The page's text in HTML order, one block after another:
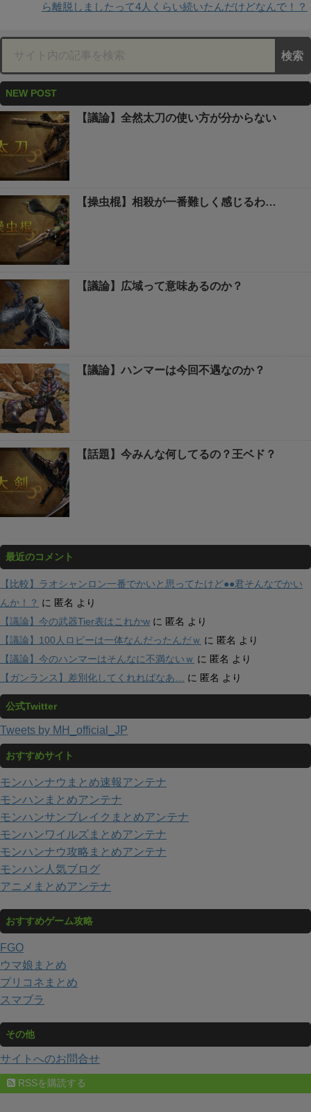
ら離脱しましたって4人くらい続いたんだけどなんで！？
NEW POST
【議論】全然太刀の使い方が分からない
【操虫棍】相殺が一番難しく感じるわ…
【議論】広域って意味あるのか？
【議論】ハンマーは今回不遇なのか？
【話題】今みんな何してるの？王ベド？
最近のコメント
【比較】ラオシャンロン一番でかいと思ってたけど●●君そんなでかい
んか！？ に 匿名 より
【議論】今の武器Tier表はこれかw に 匿名 より
【議論】100人ロビーは一体なんだったんだｗ に 匿名 より
【議論】今のハンマーはそんなに不満ないｗ に 匿名 より
【ガンランス】差別化してくれればなあ…
に 匿名 より
公式Twitter
Tweets by MH_official_JP
おすすめサイト
モンハンナウまとめ速報アンテナ
モンハンまとめアンテナ
モンハンサンブレイクまとめアンテナ
モンハンワイルズまとめアンテナ
モンハンナウ攻略まとめアンテナ
モンハン人気ブログ
アニメまとめアンテナ
おすすめゲーム攻略
FGO
ウマ娘まとめ
プリコネまとめ
スマブラ
その他
サイトへのお問合せ
RSSを購読する